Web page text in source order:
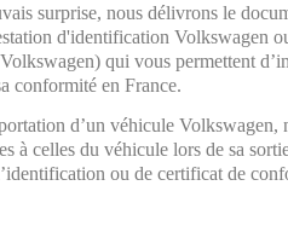
surprise, nous délivrons le
d'identification Volkswagen
qui vous permettent
conformité en France.
d’un véhicule Volkswagen,
à celles du véhicule lors de sa
ou de certificat de